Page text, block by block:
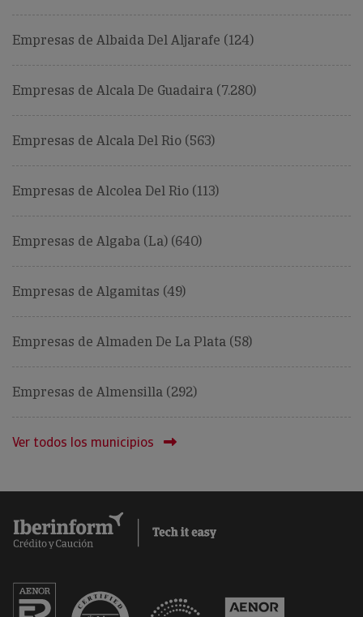
Empresas de Albaida Del Aljarafe (124)
Empresas de Alcala De Guadaira (7.280)
Empresas de Alcala Del Rio (563)
Empresas de Alcolea Del Rio (113)
Empresas de Algaba (La) (640)
Empresas de Algamitas (49)
Empresas de Almaden De La Plata (58)
Empresas de Almensilla (292)
Ver todos los municipios